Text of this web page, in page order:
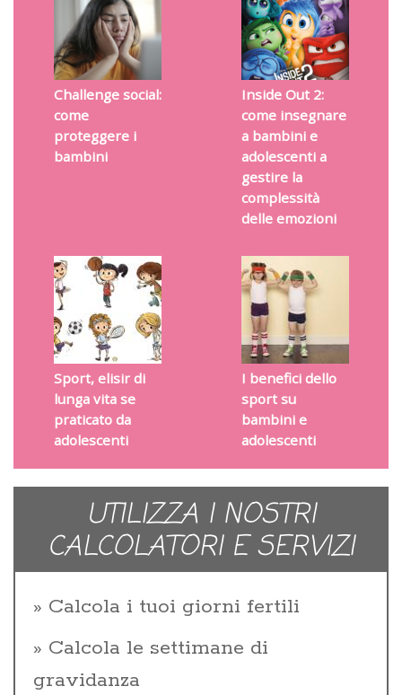
Challenge social:
come
proteggere i
bambini
Inside Out 2:
come insegnare
a bambini e
adolescenti a
gestire la
complessità
delle emozioni
Sport, elisir di
lunga vita se
praticato da
adolescenti
I benefici dello
sport su
bambini e
adolescenti
UTILIZZA I NOSTRI
CALCOLATORI E SERVIZI
Calcola i tuoi giorni fertili
Calcola le settimane di
gravidanza